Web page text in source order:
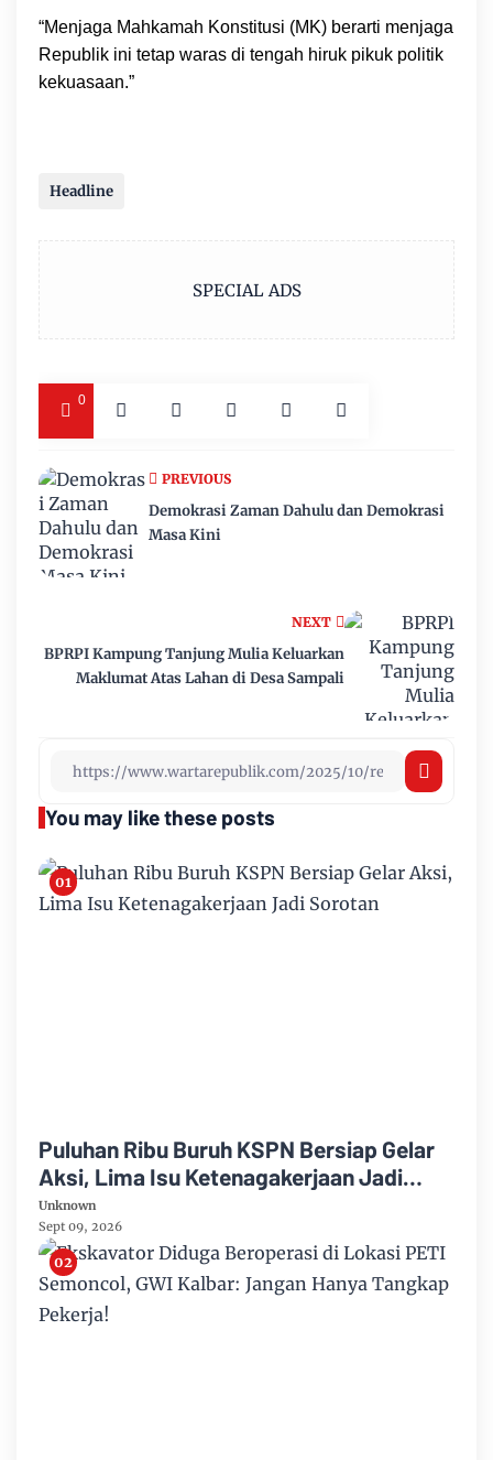
“Menjaga Mahkamah Konstitusi (MK) berarti menjaga
Republik ini tetap waras di tengah hiruk pikuk politik
kekuasaan.”
Headline
SPECIAL ADS
0
NEXT
BPRPI Kampung Tanjung Mulia Keluarkan
Maklumat Atas Lahan di Desa Sampali
PREVIOUS
Demokrasi Zaman Dahulu dan Demokrasi
Masa Kini
You may like these posts
Puluhan Ribu Buruh KSPN Bersiap Gelar
Aksi, Lima Isu Ketenagakerjaan Jadi
Sorotan
Unknown
Sept 09, 2026